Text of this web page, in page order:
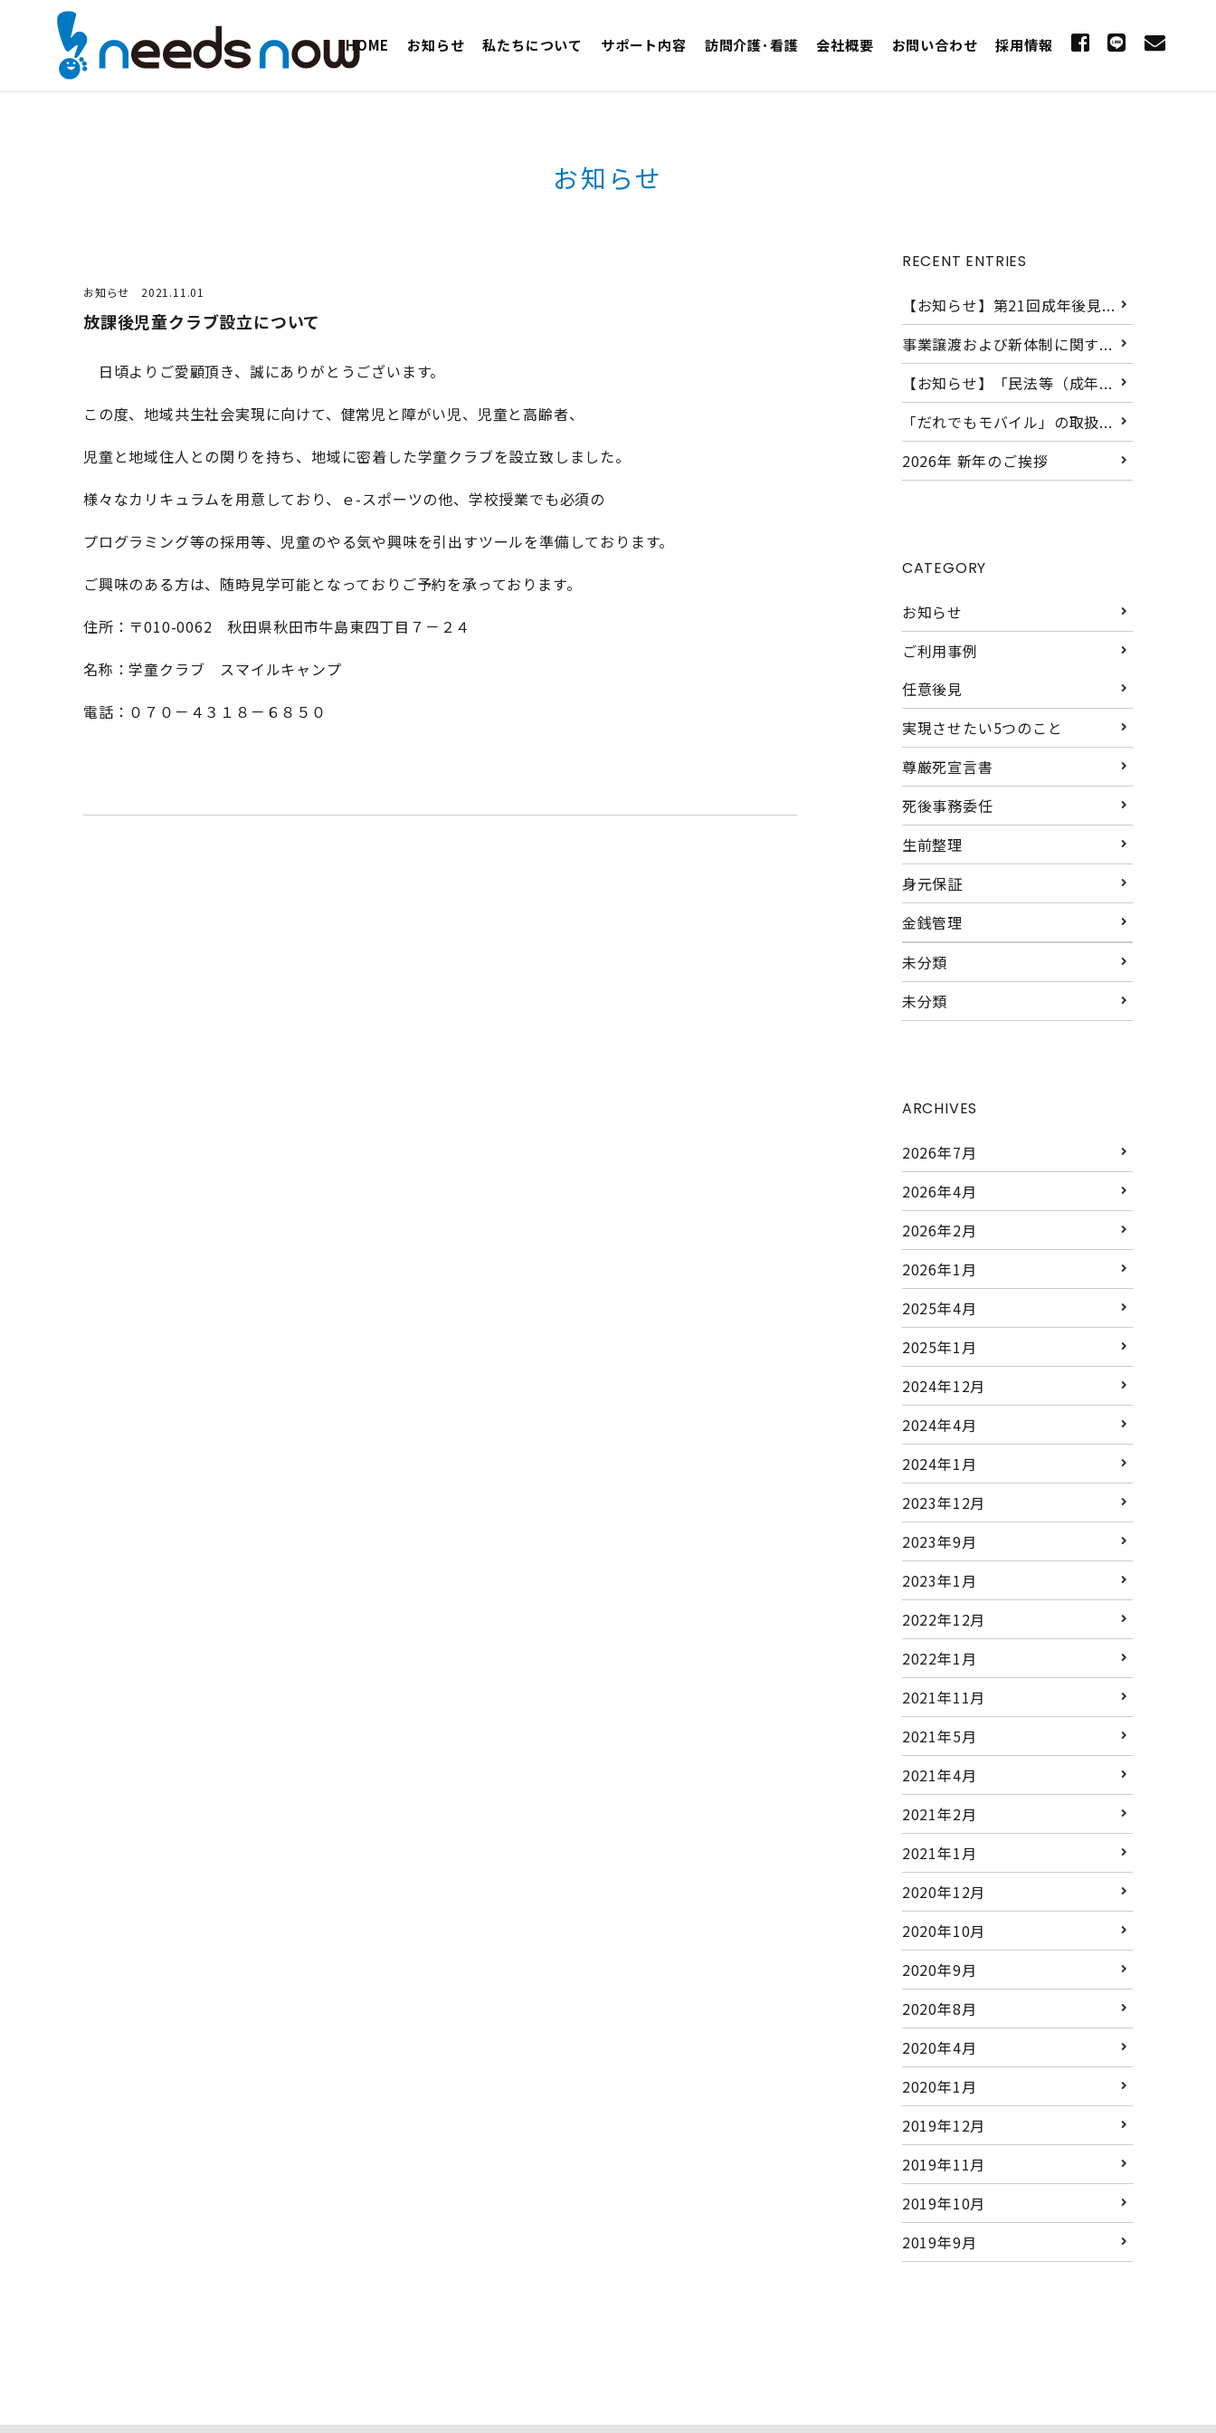
HOME お知らせ 私たちについて サポート内容 訪問介護･看護 会社概要 お問い合わせ 採用情報
お知らせ
お知らせ 2021.11.01
放課後児童クラブ設立について
日頃よりご愛顧頂き、誠にありがとうございます。
この度、地域共生社会実現に向けて、健常児と障がい児、児童と高齢者、
児童と地域住人との関りを持ち、地域に密着した学童クラブを設立致しました。
様々なカリキュラムを用意しており、ｅ-スポーツの他、学校授業でも必須の
プログラミング等の採用等、児童のやる気や興味を引出すツールを準備しております。
ご興味のある方は、随時見学可能となっておりご予約を承っております。
住所：〒010-0062 秋田県秋田市牛島東四丁目７－２４
名称：学童クラブ スマイルキャンプ
電話：０７０－４３１８－６８５０
RECENT ENTRIES
【お知らせ】第21回成年後見...
事業譲渡および新体制に関す...
【お知らせ】「民法等（成年...
「だれでもモバイル」の取扱...
2026年 新年のご挨拶
CATEGORY
お知らせ
ご利用事例
任意後見
実現させたい5つのこと
尊厳死宣言書
死後事務委任
生前整理
身元保証
金銭管理
未分類
未分類
ARCHIVES
2026年7月
2026年4月
2026年2月
2026年1月
2025年4月
2025年1月
2024年12月
2024年4月
2024年1月
2023年12月
2023年9月
2023年1月
2022年12月
2022年1月
2021年11月
2021年5月
2021年4月
2021年2月
2021年1月
2020年12月
2020年10月
2020年9月
2020年8月
2020年4月
2020年1月
2019年12月
2019年11月
2019年10月
2019年9月